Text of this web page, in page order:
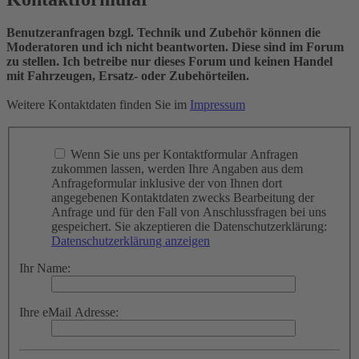
Benutzeranfragen bzgl. Technik und Zubehör können die
Moderatoren und ich nicht beantworten. Diese sind im Forum
zu stellen. Ich betreibe nur dieses Forum und keinen Handel
mit Fahrzeugen, Ersatz- oder Zubehörteilen.
Weitere Kontaktdaten finden Sie im Impressum
Wenn Sie uns per Kontaktformular Anfragen
zukommen lassen, werden Ihre Angaben aus dem
Anfrageformular inklusive der von Ihnen dort
angegebenen Kontaktdaten zwecks Bearbeitung der
Anfrage und für den Fall von Anschlussfragen bei uns
gespeichert. Sie akzeptieren die Datenschutzerklärung:
Datenschutzerklärung anzeigen
Ihr Name:
Ihre eMail Adresse: